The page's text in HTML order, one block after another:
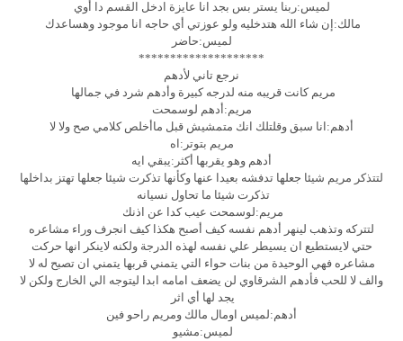
لميس:ربنا يستر بس بجد انا عايزة ادخل القسم دا أوي
مالك:إن شاء الله هتدخليه ولو عوزتي أي حاجه انا موجود وهساعدك
لميس:حاضر
********************
نرجع تاني لأدهم
مريم كانت قريبه منه لدرجه كبيرة وأدهم شرد في جمالها
مريم:أدهم لوسمحت
أدهم:انا سبق وقلتلك انك متمشيش قبل ماأخلص كلامي صح ولا لا
مريم بتوتر:اه
أدهم وهو يقربها أكثر:يبقي ايه
لتتذكر مريم شيئا جعلها تدفشه بعيدا عنها وكأنها تذكرت شيئا جعلها تهتز بداخلها
تذكرت شيئا ما تحاول نسيانه
مريم:لوسمحت عيب كدا عن اذنك
لتتركه وتذهب لينهر أدهم نفسه كيف أصبح هكذا كيف انجرف وراء مشاعره
حتي لايستطيع ان يسيطر علي نفسه لهذه الدرجة ولكنه لاينكر انها حركت
مشاعره فهي الوحيدة من بنات حواء التي يتمني قربها يتمني ان تصبح له لا
والف لا للحب فأدهم الشرقاوي لن يضعف امامه ابدا ليتوجه الي الخارج ولكن لا
يجد لها أي اثر
أدهم:لميس اومال مالك ومريم راحو فين
لميس:مشيو